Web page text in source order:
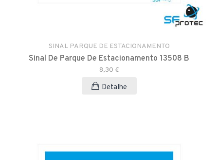
SINAL PARQUE DE ESTACIONAMENTO
Sinal De Parque De Estacionamento 13508 B
8,30 €
Detalhe